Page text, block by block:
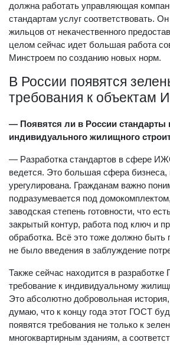
должна работать управляющая
стандартам услуг соответствовать.
жильцов от некачественного
целом сейчас идет большая работа
Минстроем по созданию новых норм.
В России появятся
требования к объектам
— Появятся ли в России стандарты
индивидуального жилищного
— Разработка стандартов в сфере
ведется. Это большая сфера бизнеса,
урегулирована. Гражданам важно
подразумевается под
заводская степень готовности, что
закрытый контур, работа под ключ и
обработка. Всё это тоже должно быть
не было введения в заблуждение
Также сейчас находится в
требование к индивидуальному
Это абсолютно добровольная
думаю, что к концу года этот ГОСТ
появятся требования не только к
многоквартирным зданиям, а